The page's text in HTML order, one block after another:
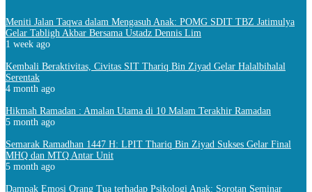
Meniti Jalan Taqwa dalam Mengasuh Anak: POMG SDIT TBZ Jatimulya
Gelar Tabligh Akbar Bersama Ustadz Dennis Lim
1 week ago
Kembali Beraktivitas, Civitas SIT Thariq Bin Ziyad Gelar Halalbihalal
Serentak
4 month ago
Hikmah Ramadan : Amalan Utama di 10 Malam Terakhir Ramadan
5 month ago
Semarak Ramadhan 1447 H: LPIT Thariq Bin Ziyad Sukses Gelar Final
MHQ dan MTQ Antar Unit
5 month ago
Dampak Emosi Orang Tua terhadap Psikologi Anak: Sorotan Seminar